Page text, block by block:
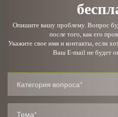
Опишите вашу проблему. Вопрос
после того, как его
Укажите свое имя и контакты, если
Ваш E-mail не будет
Категория вопроса*